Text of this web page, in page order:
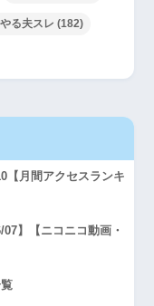
る夫スレ (182)
【月間アクセスランキ
】【ニコニコ動画・